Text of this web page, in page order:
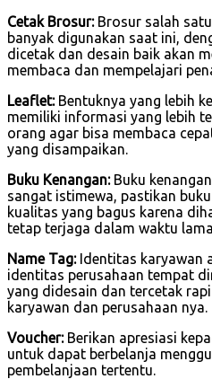
Cetak Brosur:Brosur salah
banyak digunakan saat ini,
dicetak dan desain baik akan
membaca dan mempelajari
Leaflet:Bentuknya yang lebih
memiliki informasi yang lebih
orang agar bisa membaca
yang disampaikan.
Buku Kenangan:Buku
sangat istimewa, pastikan
kualitas yang bagus karena
tetap terjaga dalam waktu
Name Tag:Identitas karyawan
identitas perusahaan tempat
yang didesain dan tercetak
karyawan dan perusahaan nya.
Voucher:Berikan apresiasi
untuk dapat berbelanja
pembelanjaan tertentu.